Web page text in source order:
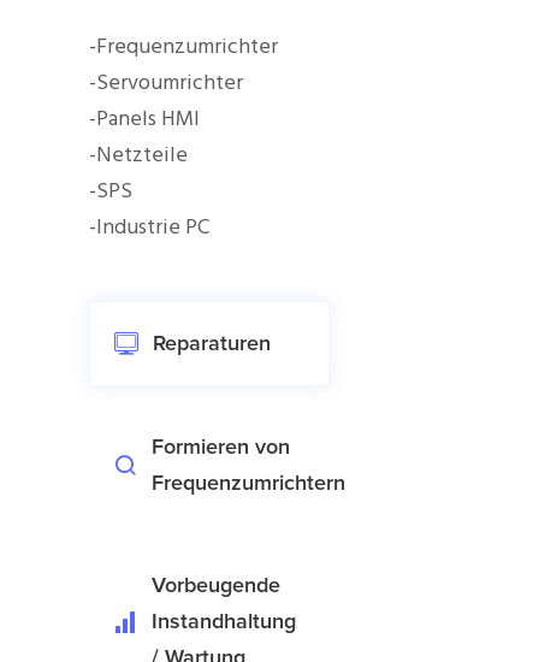
-Frequenzumrichter
-Servoumrichter
-Panels HMI
-Netzteile
-SPS
-Industrie PC
Reparaturen
Formieren von
Frequenzumrichtern
Vorbeugende
Instandhaltung